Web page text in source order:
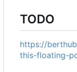
TODO
https://
this-floating-